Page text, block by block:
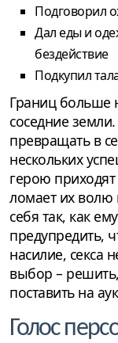
Подговорил
Дал еды и
бездействие
Подкупил
Границ больше
соседние
превращать в
нескольких
герою
ломает их волю
себя так, как
предупредить,
насилие, секса
выбор –
поставить на
Голос